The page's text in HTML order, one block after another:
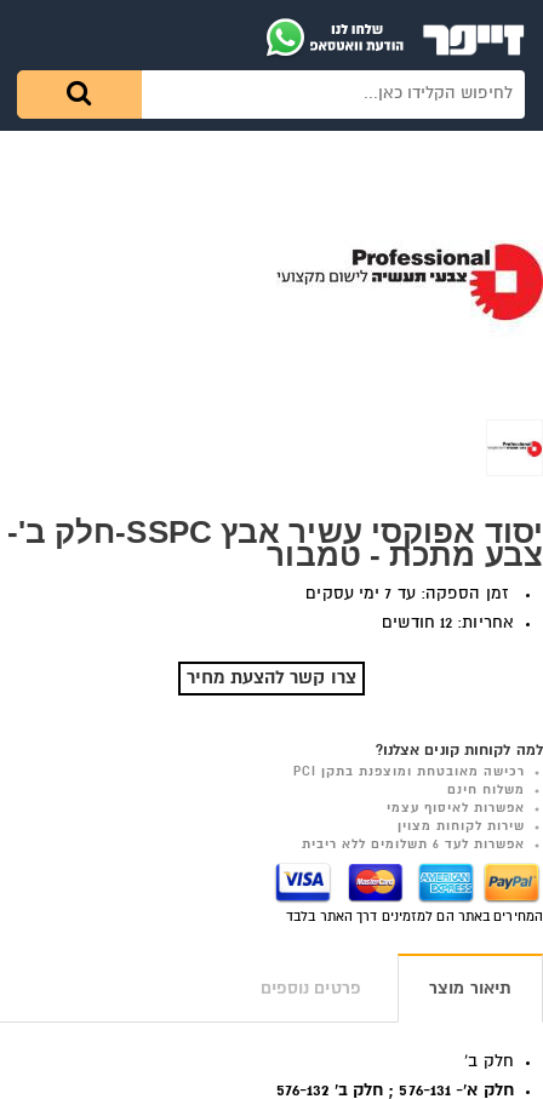
יסוד אפוקסי עשיר אבץ SSPC-חלק ב'-
צבע מתכת - טמבור
זמן הספקה: עד 7 ימי עסקים
אחריות: 12 חודשים
צרו קשר להצעת מחיר
למה לקוחות קונים אצלנו?
רכישה מאובטחת ומוצפנת בתקן PCI
משלוח חינם
אפשרות לאיסוף עצמי
שירות לקוחות מצוין
אפשרות לעד 6 תשלומים ללא ריבית
המחירים באתר הם למזמינים דרך האתר בלבד
תיאור מוצר פרטים נוספים
חלק ב'
חלק א'- 576-131 ; חלק ב' 576-132